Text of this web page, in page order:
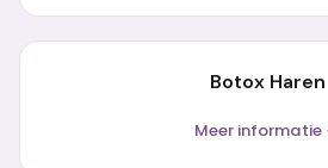
Botox Haren
Meer informatie